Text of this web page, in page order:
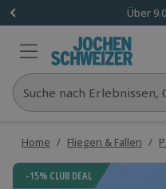
Über
Suche nach Erlebnissen,
Home / Fliegen & Fallen /
-15% CLUB DEAL